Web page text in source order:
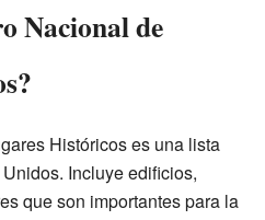
Nacional de
Históricos es una lista
Incluye edificios,
que son importantes para la